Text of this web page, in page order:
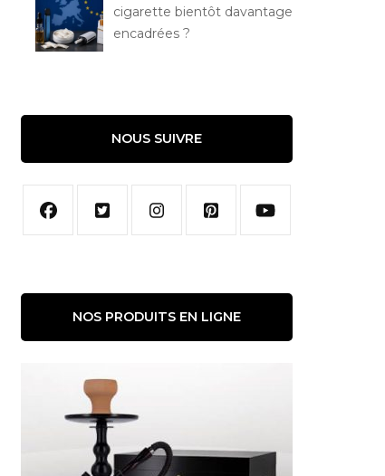
cigarette bientôt davantage
encadrées ?
NOUS SUIVRE
NOS PRODUITS EN LIGNE